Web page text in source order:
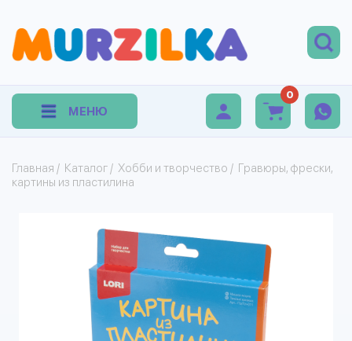
МЕНЮ
0
Главная / Каталог / Хобби и творчество / Гравюры, фрески,
картины из пластилина